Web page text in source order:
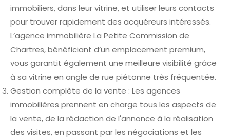
immobiliers, dans leur vitrine, et utiliser leurs contacts
pour trouver rapidement des acquéreurs intéressés.
L’agence immobilière La Petite Commission de
Chartres, bénéficiant d’un emplacement premium,
vous garantit également une meilleure visibilité grâce
à sa vitrine en angle de rue piétonne très fréquentée.
Gestion complète de la vente : Les agences
immobilières prennent en charge tous les aspects de
la vente, de la rédaction de l'annonce à la réalisation
des visites, en passant par les négociations et les